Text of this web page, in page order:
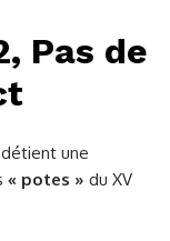
Pas de
une
« potes » du XV